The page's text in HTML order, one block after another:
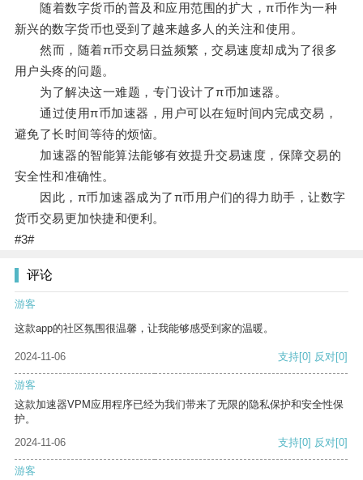
随着数字货币的普及和应用范围的扩大，π币作为一种
新兴的数字货币也受到了越来越多人的关注和使用。
然而，随着π币交易日益频繁，交易速度却成为了很多
用户头疼的问题。
为了解决这一难题，专门设计了π币加速器。
通过使用π币加速器，用户可以在短时间内完成交易，
避免了长时间等待的烦恼。
加速器的智能算法能够有效提升交易速度，保障交易的
安全性和准确性。
因此，π币加速器成为了π币用户们的得力助手，让数字
货币交易更加快捷和便利。
#3#
评论
游客
这款app的社区氛围很温馨，让我能够感受到家的温暖。
2024-11-06 支持[0] 反对[0]
游客
这款加速器VPM应用程序已经为我们带来了无限的隐私保护和安全性保
护。
2024-11-06
支持[0] 反对[0]
游客